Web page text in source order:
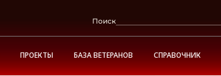
Поиск
ПРОЕКТЫ БАЗА ВЕТЕРАНОВ СПРАВОЧНИК